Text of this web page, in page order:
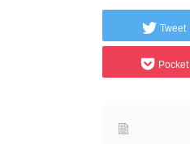
Tweet
Pocket